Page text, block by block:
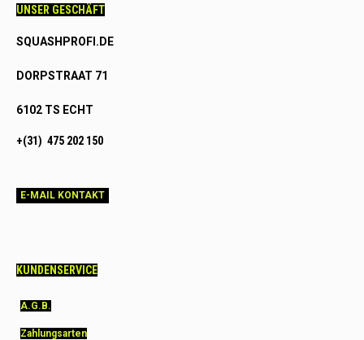
UNSER GESCHÄFT
SQUASHPROFI.DE
DORPSTRAAT 71
6102 TS ECHT
+(31) 475 202 150
E-MAIL KONTAKT
KUNDENSERVICE
A.G.B.
Zahlungsarten